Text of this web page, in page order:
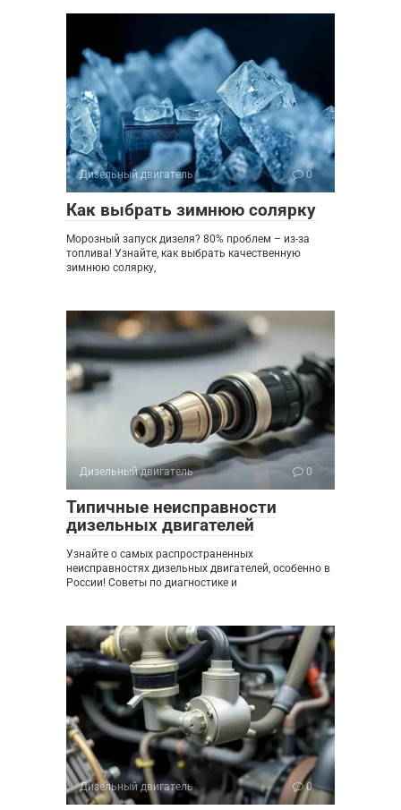
Дизельный двигатель 0
Как выбрать зимнюю солярку
Морозный запуск дизеля? 80% проблем – из-за
топлива! Узнайте, как выбрать качественную
зимнюю солярку,
Дизельный двигатель 0
Типичные неисправности
дизельных двигателей
Узнайте о самых распространенных
неисправностях дизельных двигателей, особенно в
России! Советы по диагностике и
Дизельный двигатель 0